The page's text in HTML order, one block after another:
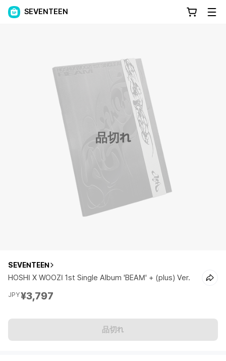
SEVENTEEN
品切れ
SEVENTEEN
HOSHI X WOOZI 1st Single Album 'BEAM' + (plus) Ver.
JPY¥3,797
品切れ